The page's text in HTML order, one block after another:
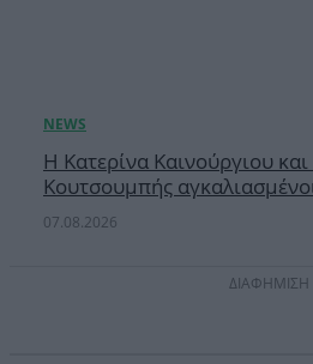
Η Κατερίνα Καινούργιου
Κουτσουμπής
07.08.2026
ΔΙΑΦΗΜΙΣΗ